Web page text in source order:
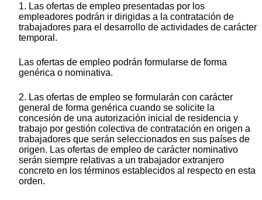
1. Las ofertas de empleo presentadas por los
empleadores podrán ir dirigidas a la contratación de
trabajadores para el desarrollo de actividades de carácter
temporal.
Las ofertas de empleo podrán formularse de forma
genérica o nominativa.
2. Las ofertas de empleo se formularán con carácter
general de forma genérica cuando se solicite la
concesión de una autorización inicial de residencia y
trabajo por gestión colectiva de contratación en origen a
trabajadores que serán seleccionados en sus países de
origen. Las ofertas de empleo de carácter nominativo
serán siempre relativas a un trabajador extranjero
concreto en los términos establecidos al respecto en esta
orden.